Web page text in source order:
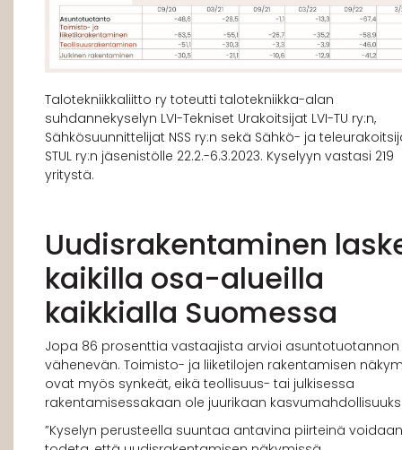
Talotekniikkaliitto ry toteutti talotekniikka-alan
suhdannekyselyn LVI-Tekniset Urakoitsijat LVI-TU ry:n,
Sähkösuunnittelijat NSS ry:n sekä Sähkö- ja
STUL ry:n jäsenistölle 22.2.-6.3.2023. Kyselyyn vastasi 219
yritystä.
Uudisrakentaminen
kaikilla osa-alueilla
kaikkialla Suomessa
Jopa 86 prosenttia vastaajista arvioi asuntotuotannon
vähenevän. Toimisto- ja liiketilojen rakentamisen
ovat myös synkeät, eikä teollisuus- tai julkisessa
rakentamisessakaan ole juurikaan
”Kyselyn perusteella suuntaa antavina piirteinä